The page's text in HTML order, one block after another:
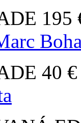
195
40 €